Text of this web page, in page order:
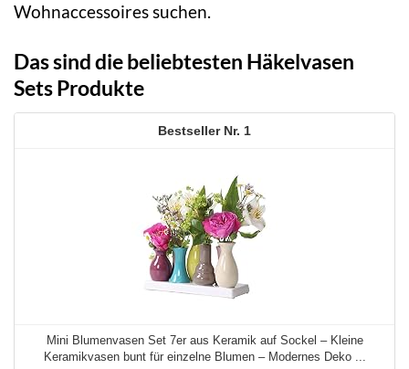
Wohnaccessoires suchen.
Das sind die beliebtesten Häkelvasen
Sets Produkte
1
Mini Blumenvasen Set 7er aus Keramik auf Sockel – Kleine
Keramikvasen bunt für einzelne Blumen – Modernes Deko ...